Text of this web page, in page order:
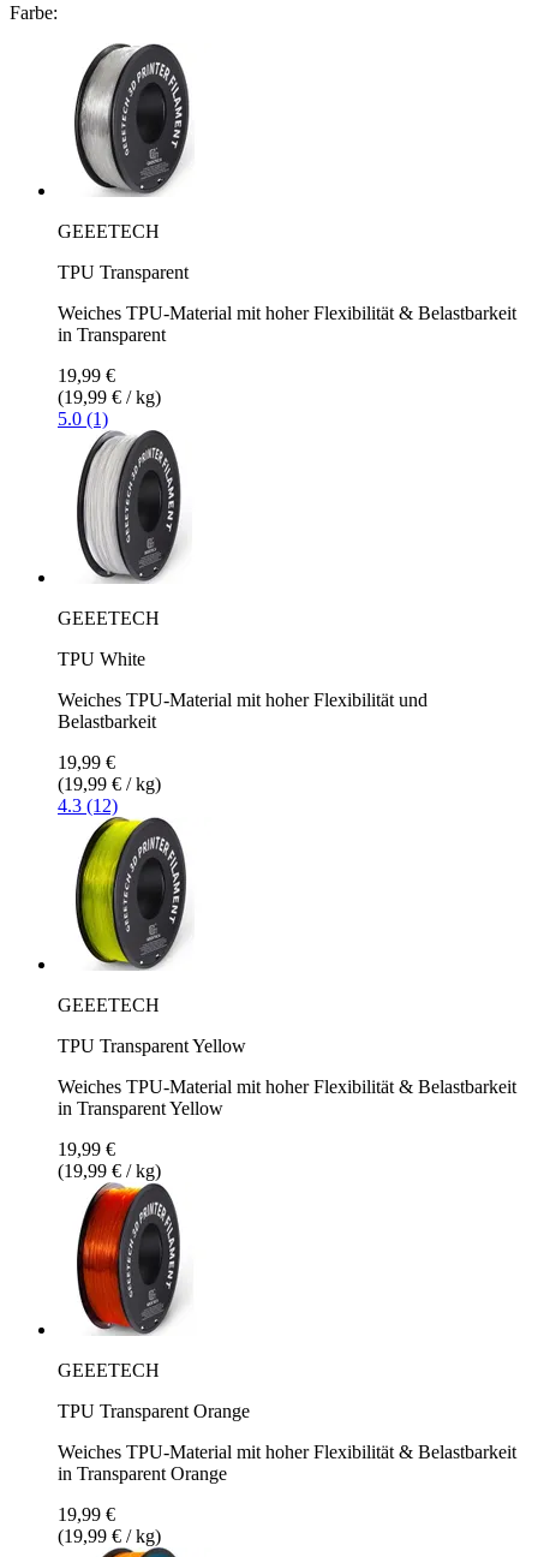
Farbe:
GEEETECH
TPU Transparent
Weiches TPU-Material mit hoher Flexibilität & Belastbarkeit
in Transparent
19,99 €
(19,99 € / kg)
5.0 (1)
GEEETECH
TPU White
Weiches TPU-Material mit hoher Flexibilität und
Belastbarkeit
19,99 €
(19,99 € / kg)
4.3 (12)
GEEETECH
TPU Transparent Yellow
Weiches TPU-Material mit hoher Flexibilität & Belastbarkeit
in Transparent Yellow
19,99 €
(19,99 € / kg)
GEEETECH
TPU Transparent Orange
Weiches TPU-Material mit hoher Flexibilität & Belastbarkeit
in Transparent Orange
19,99 €
(19,99 € / kg)